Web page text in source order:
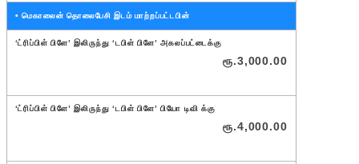
• மெகாலைன் தொலைபேசி இடம் மாற்றப்பட்டபின்
‘ட்ரிப்பிள் பிளே’ இலிருந்து ‘டபிள் பிளே’ அகலப்பட்டைக்கு
ரூ.3,000.00
‘ட்ரிப்பிள் பிளே’ இலிருந்து ‘டபிள் பிளே’ பியோ டிவி க்கு
ரூ.4,000.00